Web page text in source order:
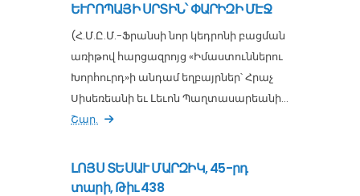
ԵՒՐՈՊԱՅԻ ՍՐՏԻՆ՝ ՓԱՐԻԶԻ ՄԷՋ
(Հ.Մ.Ը.Մ.-Ֆրանսի նոր կեդրոնի բացման
առիթով հարցազրոյց «Իմաստուններու
Խորհուրդ»ի անդամ եղբայրներ՝ Հրաչ
Սիսեռեանի եւ Լեւոն Պաղտասարեանի...
Շար.
ԼՈՅՍ ՏԵՍԱՒ ՄԱՐԶԻԿ, 45-րդ
տարի, Թիւ 438